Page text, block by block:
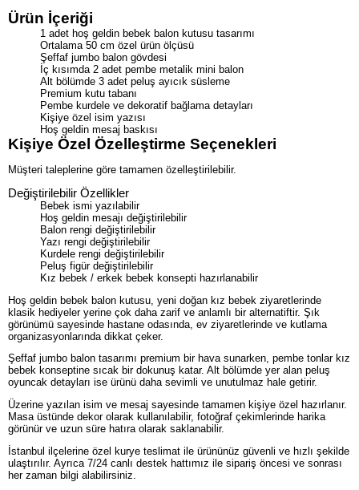
Ürün İçeriği
1 adet hoş geldin bebek balon kutusu tasarımı
Ortalama 50 cm özel ürün ölçüsü
Şeffaf jumbo balon gövdesi
İç kısımda 2 adet pembe metalik mini balon
Alt bölümde 3 adet peluş ayıcık süsleme
Premium kutu tabanı
Pembe kurdele ve dekoratif bağlama detayları
Kişiye özel isim yazısı
Hoş geldin mesaj baskısı
Kişiye Özel Özelleştirme Seçenekleri
Müşteri taleplerine göre tamamen özelleştirilebilir.
Değiştirilebilir Özellikler
Bebek ismi yazılabilir
Hoş geldin mesajı değiştirilebilir
Balon rengi değiştirilebilir
Yazı rengi değiştirilebilir
Kurdele rengi değiştirilebilir
Peluş figür değiştirilebilir
Kız bebek / erkek bebek konsepti hazırlanabilir
Hoş geldin bebek balon kutusu, yeni doğan kız bebek ziyaretlerinde
klasik hediyeler yerine çok daha zarif ve anlamlı bir alternatiftir. Şık
görünümü sayesinde hastane odasında, ev ziyaretlerinde ve kutlama
organizasyonlarında dikkat çeker.
Şeffaf jumbo balon tasarımı premium bir hava sunarken, pembe tonlar kız
bebek konseptine sıcak bir dokunuş katar. Alt bölümde yer alan peluş
oyuncak detayları ise ürünü daha sevimli ve unutulmaz hale getirir.
Üzerine yazılan isim ve mesaj sayesinde tamamen kişiye özel hazırlanır.
Masa üstünde dekor olarak kullanılabilir, fotoğraf çekimlerinde harika
görünür ve uzun süre hatıra olarak saklanabilir.
İstanbul ilçelerine özel kurye teslimat ile ürününüz güvenli ve hızlı şekilde
ulaştırılır. Ayrıca 7/24 canlı destek hattımız ile sipariş öncesi ve sonrası
her zaman bilgi alabilirsiniz.